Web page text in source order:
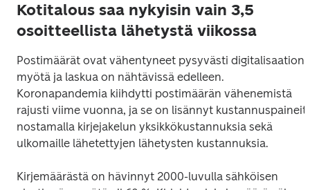
Kotitalous saa nykyisin vain 3,5
osoitteellista lähetystä viikossa
Postimäärät ovat vähentyneet pysyvästi digitalisaation
myötä ja laskua on nähtävissä edelleen.
Koronapandemia kiihdytti postimäärän vähenemistä
rajusti viime vuonna, ja se on lisännyt
nostamalla kirjejakelun yksikkökustannuksia sekä
Kirjemäärästä on hävinnyt 2000-luvulla sähköisen